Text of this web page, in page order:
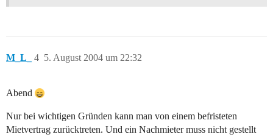
M_L_ 5. August 2004 um 22:32
4
Abend
Nur bei wichtigen Gründen kann man von einem befristeten
Mietvertrag zurücktreten. Und ein Nachmieter muss nicht gestellt